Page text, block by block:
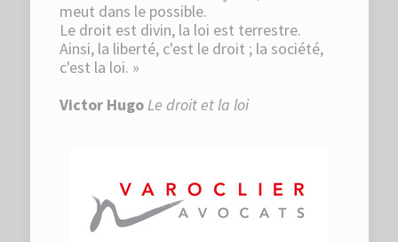
meut dans le possible.
Le droit est divin, la loi est terrestre.
Ainsi, la liberté, c'est le droit ; la société,
c'est la loi. »
Victor HugoLe droit et la loi